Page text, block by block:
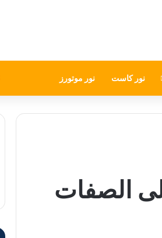
نور كاست نور موتورز
الصفات